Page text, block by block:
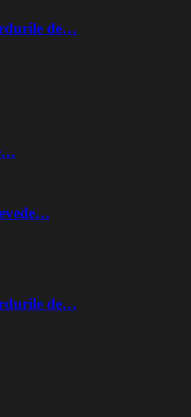
de…
de…